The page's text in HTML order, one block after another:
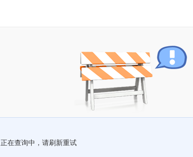
正在查询中，请刷新重试